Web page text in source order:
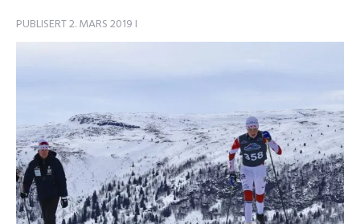
PUBLISERT2. MARS 2019 I